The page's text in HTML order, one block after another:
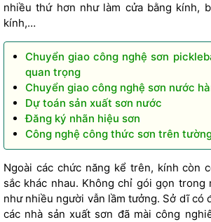
nhiều thứ hơn như làm cửa bằng kính,
kính,…
Chuyển giao công nghệ sơn
quan trọng
Chuyển giao công nghệ sơn nước
Dự toán sản xuất sơn nước
Đăng ký nhãn hiệu sơn
Công nghệ công thức sơn trên
Ngoài các chức năng kể trên, kính còn
sắc khác nhau. Không chỉ gói gọn trong
như nhiều người vẫn lầm tưởng. Sở dĩ có
các nhà sản xuất sơn đã mài công